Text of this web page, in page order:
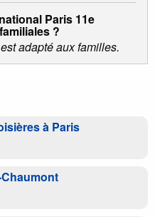
Paris 11e
?
adapté aux familles.
à Paris